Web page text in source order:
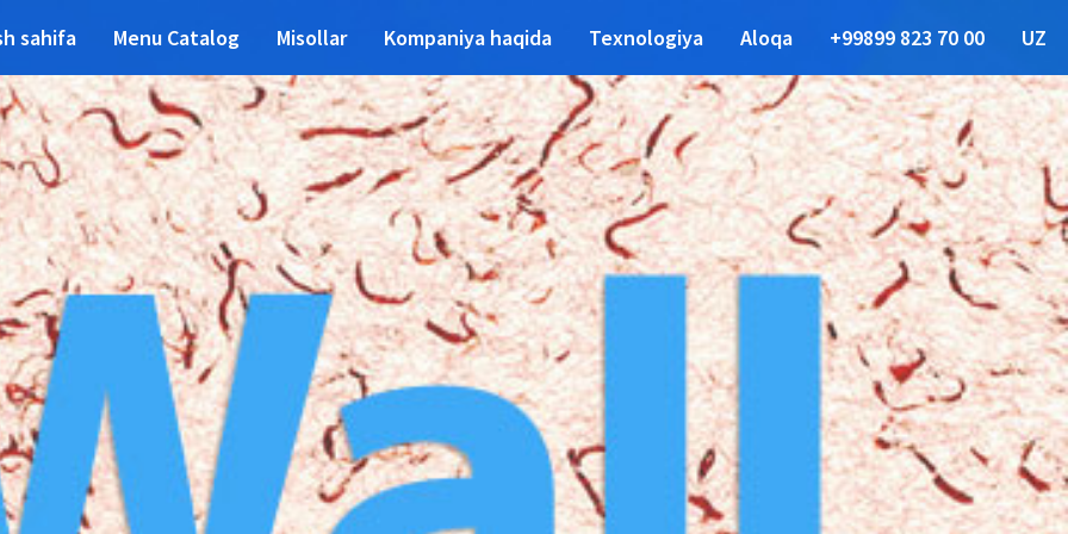
sahifa Menu Catalog Misollar Kompaniya haqida Texnologiya Aloqa +99899 823 70 00 UZ